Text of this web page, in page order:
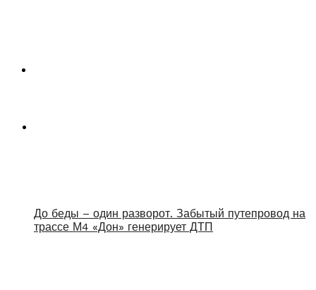
До беды – один разворот. Забытый путепровод на
трассе М4 «Дон» генерирует ДТП